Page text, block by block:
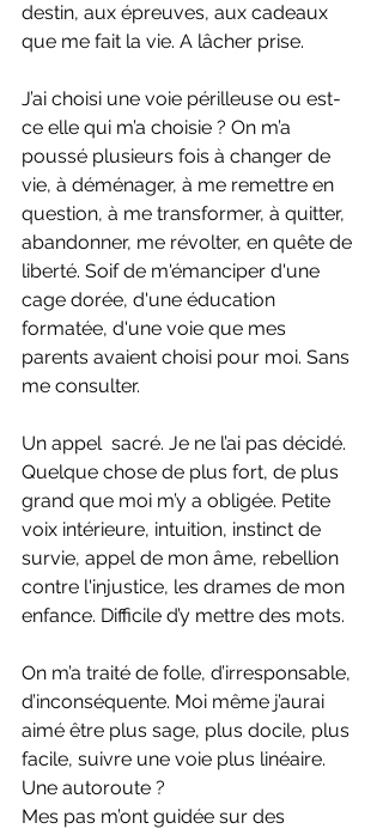
destin, aux épreuves, aux cadeaux
que me fait la vie. A lâcher prise.
J’ai choisi une voie périlleuse ou est-
ce elle qui m’a choisie ? On m’a
poussé plusieurs fois à changer de
vie, à déménager, à me remettre en
question, à me transformer, à quitter,
abandonner, me révolter, en quête de
liberté. Soif de m'émanciper d'une
cage dorée, d'une éducation
formatée, d'une voie que mes
parents avaient choisi pour moi. Sans
me consulter.
Un appel sacré. Je ne l’ai pas décidé.
Quelque chose de plus fort, de plus
grand que moi m’y a obligée. Petite
voix intérieure, intuition, instinct de
survie, appel de mon âme, rebellion
contre l'injustice, les drames de mon
enfance. Difficile d’y mettre des mots.
On m’a traité de folle, d’irresponsable,
d’inconséquente. Moi même j’aurai
aimé être plus sage, plus docile, plus
facile, suivre une voie plus linéaire.
Une autoroute ?
Mes pas m’ont guidée sur des